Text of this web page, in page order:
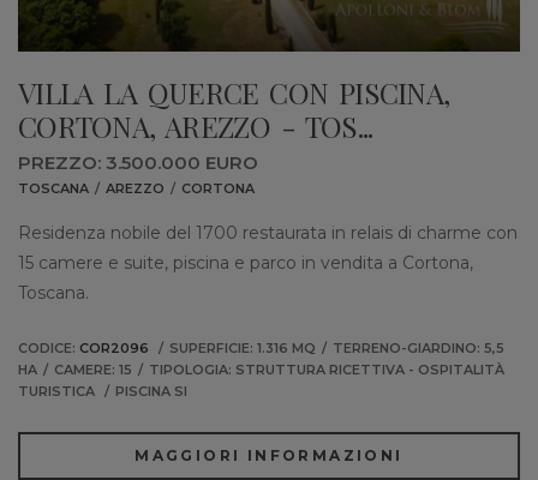
VILLA LA QUERCE CON PISCINA,
CORTONA, AREZZO - TOS...
PREZZO: 3.500.000 EURO
TOSCANA AREZZO CORTONA
Residenza nobile del 1700 restaurata in relais di charme con
15 camere e suite, piscina e parco in vendita a Cortona,
Toscana.
CODICE: COR2096 SUPERFICIE: 1.316 MQ
TERRENO-GIARDINO: 5,5
HA
CAMERE: 15
TIPOLOGIA: STRUTTURA RICETTIVA - OSPITALITÀ
TURISTICA
PISCINA SI
MAGGIORI INFORMAZIONI